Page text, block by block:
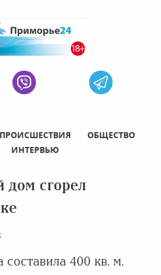
ПРОИСШЕСТВИЯ
ОБЩЕСТВО
ИНТЕРВЬЮ
дом сгорел
400 кв. м.